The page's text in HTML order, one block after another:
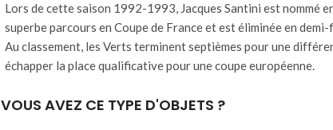
Lors de cette saison 1992-1993, Jacques Santini est nommé
superbe parcours en Coupe de France et est éliminée en
Au classement, les Verts terminent septièmes pour une
échapper la place qualificative pour une coupe européenne.
VOUS AVEZ CE TYPE D'OBJETS ?